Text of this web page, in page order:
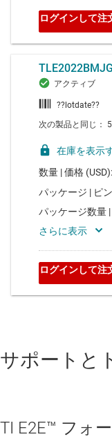
サポートと
TI E2E™ フォ